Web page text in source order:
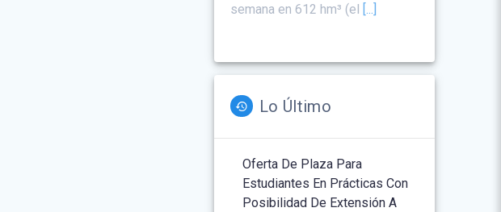
semana en 612 hm³ (el [...]
Lo Último
Oferta De Plaza Para
Estudiantes En Prácticas Con
Posibilidad De Extensión A